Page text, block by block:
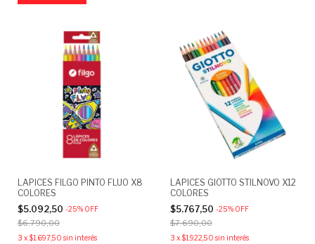
LAPICES FILGO PINTO FLUO X8
COLORES
$5.092,50 -25% OFF
$6.790,00
3 x$1.697,50 sin interés
LAPICES GIOTTO STILNOVO X12
COLORES
$5.767,50 -25% OFF
$7.690,00
3 x$1.922,50 sin interés